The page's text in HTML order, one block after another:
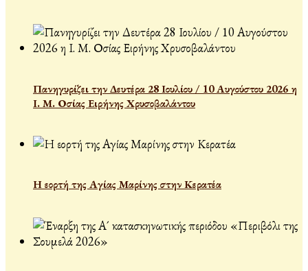
Πανηγυρίζει την Δευτέρα 28 Ιουλίου / 10 Αυγούστου 2026 η
Ι. Μ. Οσίας Ειρήνης Χρυσοβαλάντου
Η εορτή της Αγίας Μαρίνης στην Κερατέα